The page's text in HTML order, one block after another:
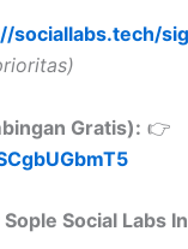
sociallabs.tech/
Gratis): 👉
Social Labs